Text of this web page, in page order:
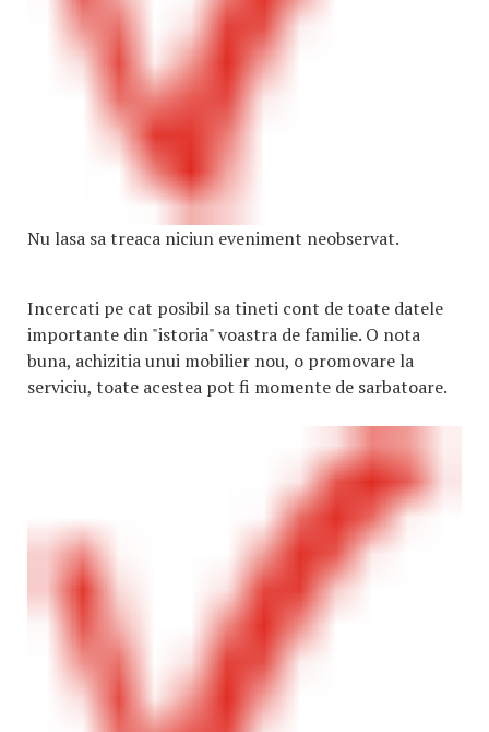
Nu lasa sa treaca niciun eveniment neobservat.
Incercati pe cat posibil sa tineti cont de toate datele
importante din "istoria" voastra de familie. O nota
buna, achizitia unui mobilier nou, o promovare la
serviciu, toate acestea pot fi momente de sarbatoare.